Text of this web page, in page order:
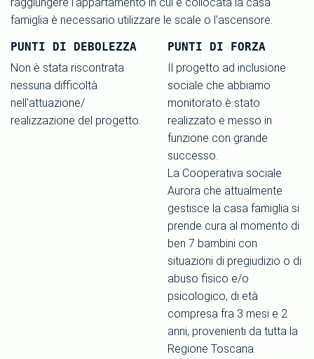
famiglia è necessario utilizzare le scale o l'ascensore.
PUNTI DI DEBOLEZZA
Non è stata riscontrata
nessuna difficoltà
nell'attuazione/
realizzazione del progetto.
PUNTI DI FORZA
Il progetto ad inclusione
sociale che abbiamo
monitorato è stato
realizzato e messo in
funzione con grande
successo.
La Cooperativa sociale
Aurora che attualmente
gestisce la casa famiglia si
prende cura al momento di
ben 7 bambini con
situazioni di pregiudizio o di
abuso fisico e/o
psicologico, di età
compresa fra 3 mesi e 2
anni, provenienti da tutta la
Regione Toscana.